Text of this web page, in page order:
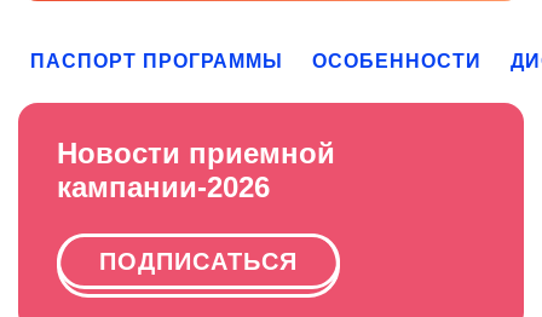
ПАСПОРТ ПРОГРАММЫ ОСОБЕННОСТИ
Новости приемной
кампании-2026
ПОДПИСАТЬСЯ